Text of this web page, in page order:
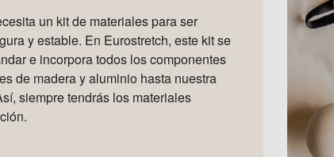
un kit de materiales para ser
y estable. En Eurostretch, este kit se
e incorpora todos los componentes
de madera y aluminio hasta nuestra
siempre tendrás los materiales